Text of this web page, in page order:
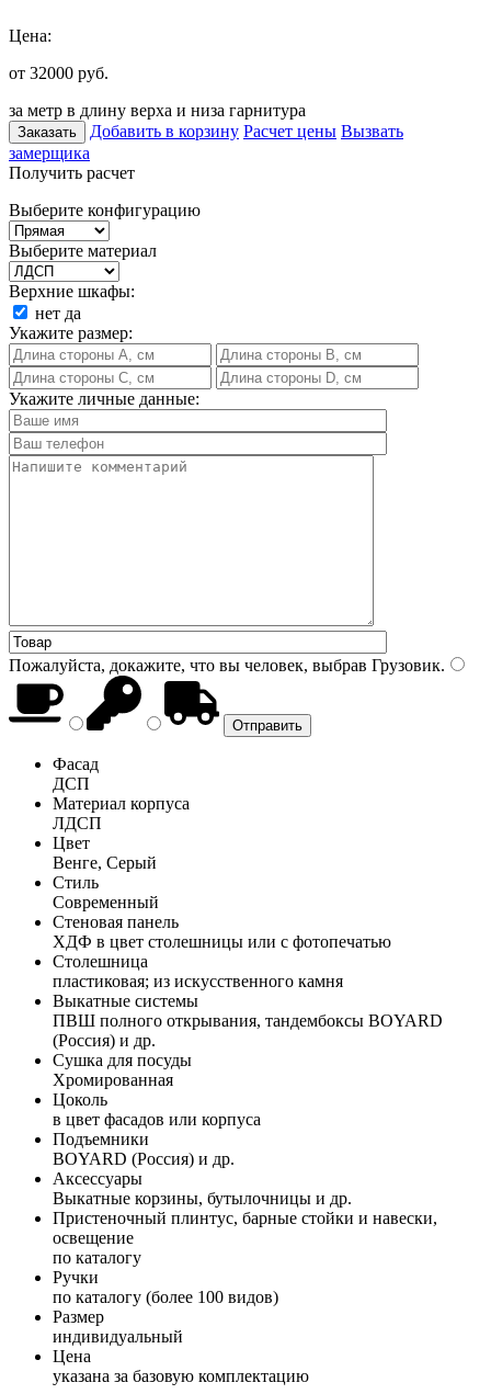
Цена:
от 32000 руб.
за метр в длину верха и низа гарнитура
Заказать Добавить в корзину Расчет цены Вызвать
замерщика
Получить расчет
Выберите конфигурацию
Выберите материал
Верхние шкафы:
нет да
Укажите размер:
Укажите личные данные:
Пожалуйста, докажите, что вы человек, выбрав Грузовик.
Фасад
ДСП
Материал корпуса
ЛДСП
Цвет
Венге, Серый
Стиль
Современный
Стеновая панель
ХДФ в цвет столешницы или с фотопечатью
Столешница
пластиковая; из искусственного камня
Выкатные системы
ПВШ полного открывания, тандембоксы BOYARD
(Россия) и др.
Сушка для посуды
Хромированная
Цоколь
в цвет фасадов или корпуса
Подъемники
BOYARD (Россия) и др.
Аксессуары
Выкатные корзины, бутылочницы и др.
Пристеночный плинтус, барные стойки и навески,
освещение
по каталогу
Ручки
по каталогу (более 100 видов)
Размер
индивидуальный
Цена
указана за базовую комплектацию